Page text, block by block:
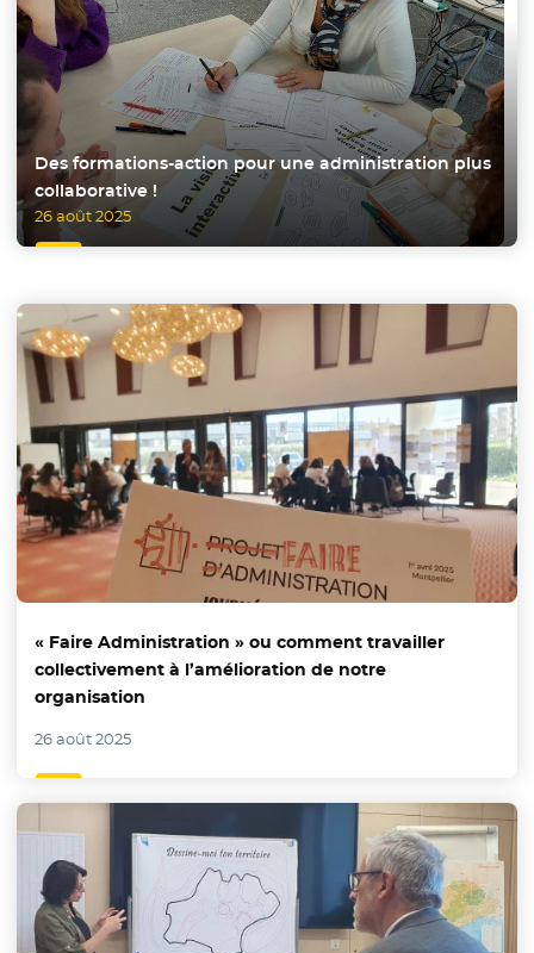
Des formations-action pour une administration plus
collaborative !
26 août 2025
« Faire Administration » ou comment travailler
collectivement à l’amélioration de notre
organisation
26 août 2025